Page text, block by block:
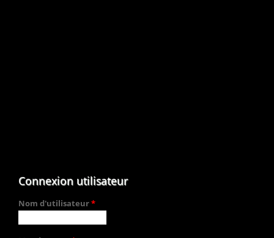
Connexion utilisateur
Nom d'utilisateur*